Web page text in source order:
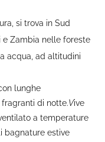
si trova in Sud
e Zambia nelle foreste
acqua, ad altitudini
lunghe
fragranti di notte.Vive
a temperature
bagnature estive